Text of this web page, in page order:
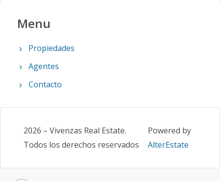
Menu
Propiedades
Agentes
Contacto
2026 – Vivenzas Real Estate.
Todos los derechos reservados
Powered by
AlterEstate